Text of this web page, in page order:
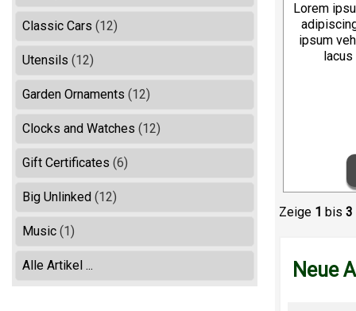
Classic Cars (12)
Utensils (12)
Garden Ornaments (12)
Clocks and Watches (12)
Gift Certificates (6)
Big Unlinked (12)
Music (1)
Alle Artikel ...
Lorem
ipsum
lacus
Zeige 1 bis3
Neue